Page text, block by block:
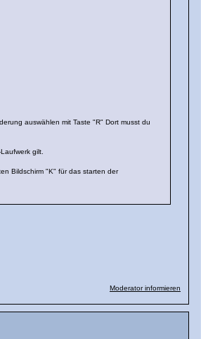
auswählen mit Taste "R" Dort musst du
gilt.
Bildschirm "K" für das starten der
Moderator informieren